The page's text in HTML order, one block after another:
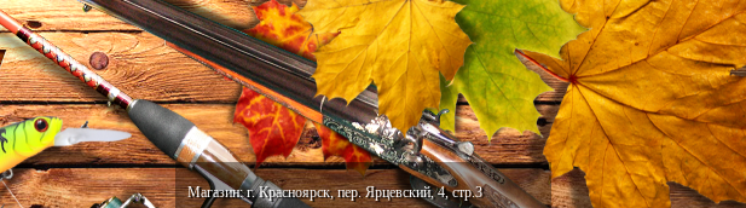
Магазин: г. Красноярск, пер. Ярцевский, 4, стр.3